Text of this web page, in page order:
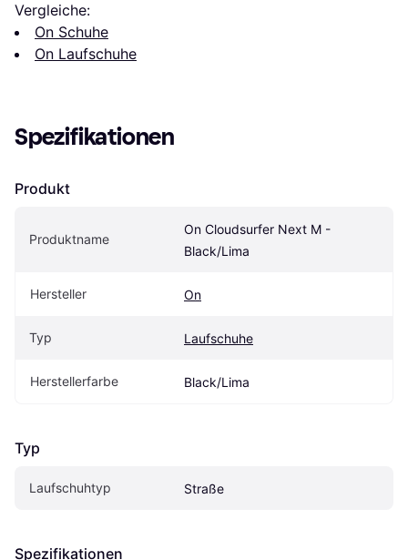
Vergleiche:
On Schuhe
On Laufschuhe
Spezifikationen
Produkt
Produktname
On Cloudsurfer Next M -
Black/Lima
Hersteller On
Typ Laufschuhe
Herstellerfarbe Black/Lima
Typ
Laufschuhtyp Straße
Spezifikationen